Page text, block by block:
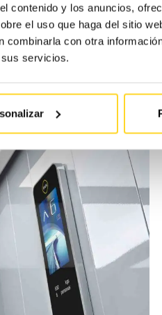
contenido y los anuncios,
el uso que haga del sitio
con otra
servicios.